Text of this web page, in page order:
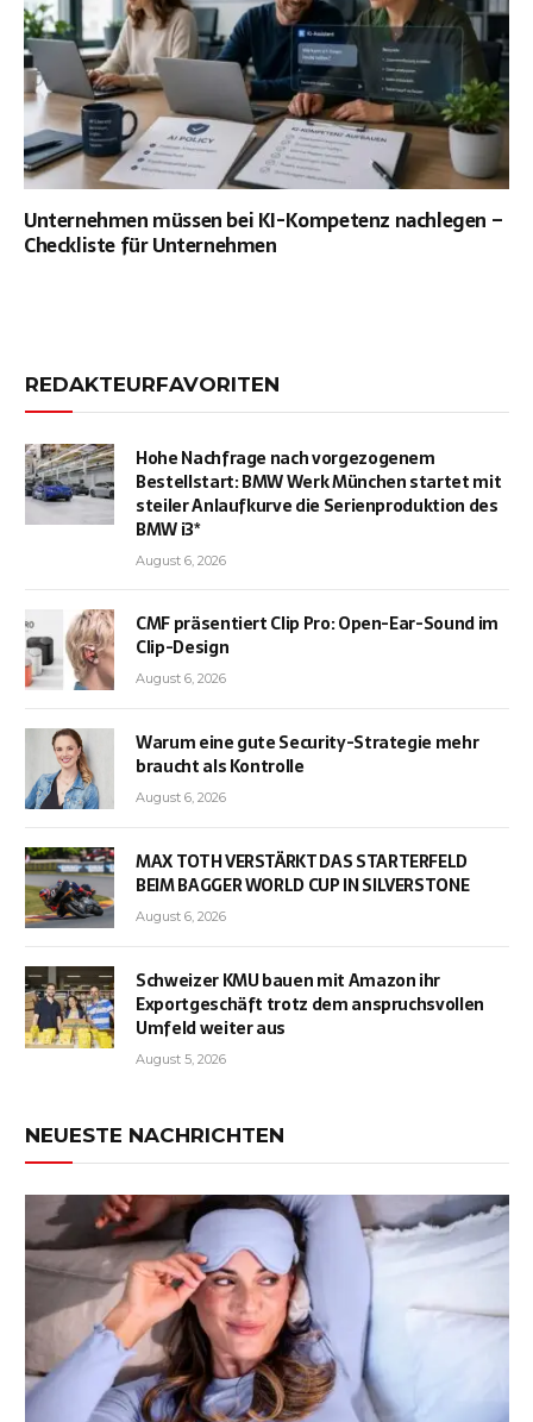
Unternehmen müssen bei KI-Kompetenz nachlegen –
Checkliste für Unternehmen
REDAKTEURFAVORITEN
Hohe Nachfrage nach vorgezogenem
Bestellstart: BMW Werk München startet mit
steiler Anlaufkurve die Serienproduktion des
BMW i3*
August 6, 2026
CMF präsentiert Clip Pro: Open-Ear-Sound im
Clip-Design
August 6, 2026
Warum eine gute Security-Strategie mehr
braucht als Kontrolle
August 6, 2026
MAX TOTH VERSTÄRKT DAS STARTERFELD
BEIM BAGGER WORLD CUP IN SILVERSTONE
August 6, 2026
Schweizer KMU bauen mit Amazon ihr
Exportgeschäft trotz dem anspruchsvollen
Umfeld weiter aus
August 5, 2026
NEUESTE NACHRICHTEN